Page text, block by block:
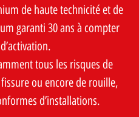
de haute technicité et de
garanti 30 ans à compter
tous les risques de
ou encore de rouille,
d’installations.